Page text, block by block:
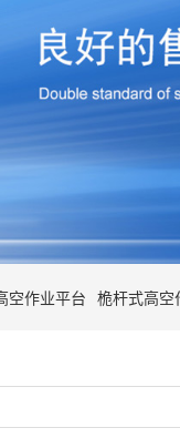
空作业平台 桅杆式高空